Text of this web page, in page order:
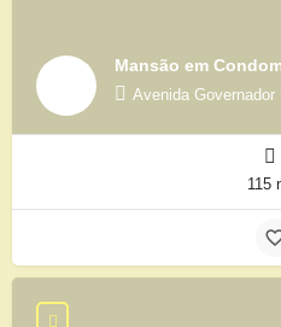
Mansão em
Avenida
115